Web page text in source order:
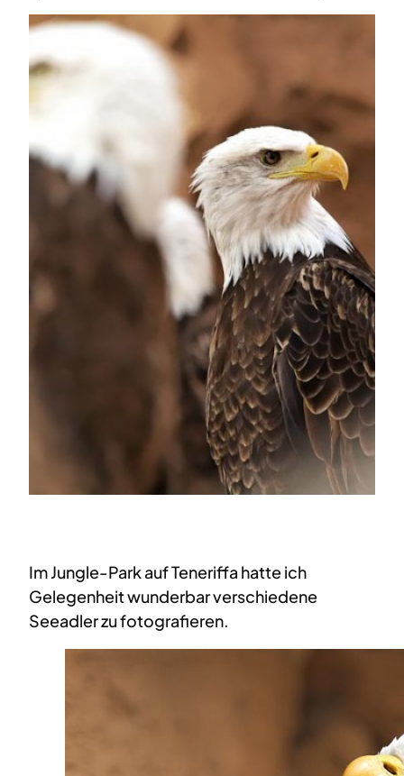
Im Jungle-Park auf Teneriffa hatte ich
Gelegenheit wunderbar verschiedene
Seeadler zu fotografieren.